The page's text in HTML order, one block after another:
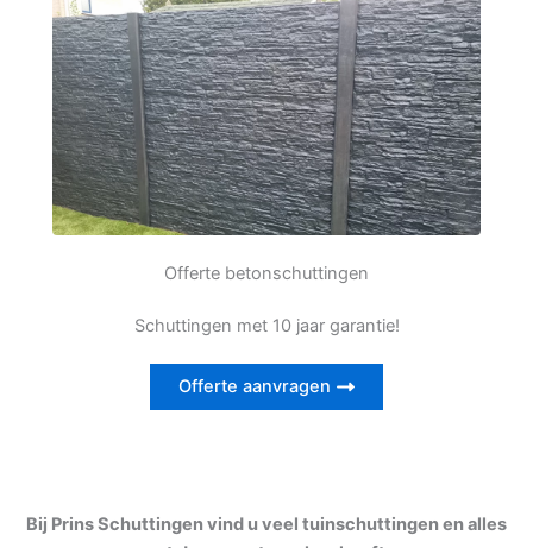
Offerte betonschuttingen
Schuttingen met 10 jaar garantie!
Offerte aanvragen
Bij Prins Schuttingen vind u veel tuinschuttingen en alles